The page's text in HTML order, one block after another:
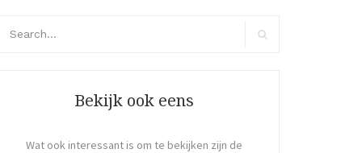
Bekijk ook eens
Wat ook interessant is om te bekijken zijn de